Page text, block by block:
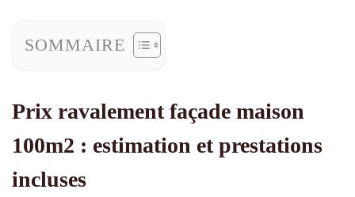
SOMMAIRE
Prix ravalement façade maison
100m2 : estimation et prestations
incluses